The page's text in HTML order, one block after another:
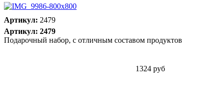
Артикул: 2479
Артикул: 2479
Подарочный набор, с отличным составом продуктов
1324 руб